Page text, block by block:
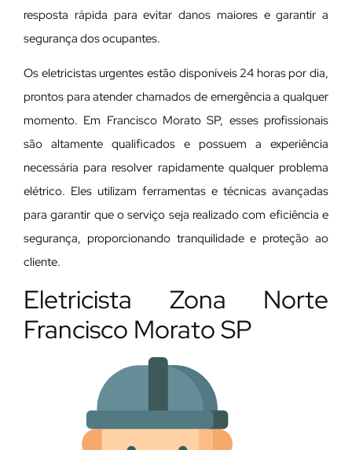
resposta rápida para evitar danos maiores e garantir a
segurança dos ocupantes.
Os eletricistas urgentes estão disponíveis 24 horas por dia,
prontos para atender chamados de emergência a qualquer
momento. Em Francisco Morato SP, esses profissionais
são altamente qualificados e possuem a experiência
necessária para resolver rapidamente qualquer problema
elétrico. Eles utilizam ferramentas e técnicas avançadas
para garantir que o serviço seja realizado com eficiência e
segurança, proporcionando tranquilidade e proteção ao
cliente.
Eletricista Zona Norte
Francisco Morato SP